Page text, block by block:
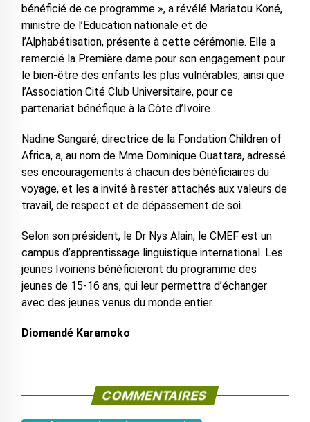
bénéficié de ce programme », a révélé Mariatou Koné,
ministre de l’Education nationale et de
l’Alphabétisation, présente à cette cérémonie. Elle a
remercié la Première dame pour son engagement pour
le bien-être des enfants les plus vulnérables, ainsi que
l’Association Cité Club Universitaire, pour ce
partenariat bénéfique à la Côte d’Ivoire.
Nadine Sangaré, directrice de la Fondation Children of
Africa, a, au nom de Mme Dominique Ouattara, adressé
ses encouragements à chacun des bénéficiaires du
voyage, et les a invité à rester attachés aux valeurs de
travail, de respect et de dépassement de soi.
Selon son président, le Dr Nys Alain, le CMEF est un
campus d’apprentissage linguistique international. Les
jeunes Ivoiriens bénéficieront du programme des
jeunes de 15-16 ans, qui leur permettra d’échanger
avec des jeunes venus du monde entier.
Diomandé Karamoko
COMMENTAIRES